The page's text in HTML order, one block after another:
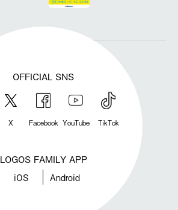
OFFICIAL SNS
X Facebook YouTube TikTok
LOGOS FAMILY APP
iOS Android